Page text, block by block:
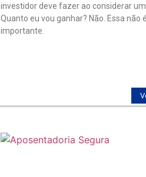
investidor deve fazer ao considerar
Quanto eu vou ganhar? Não. Essa não
importante.